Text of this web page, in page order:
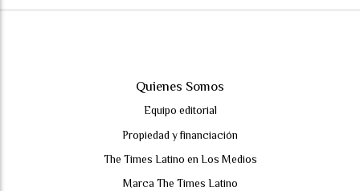
Quienes Somos
Equipo editorial
Propiedad y financiación
The Times Latino en Los Medios
Marca The Times Latino